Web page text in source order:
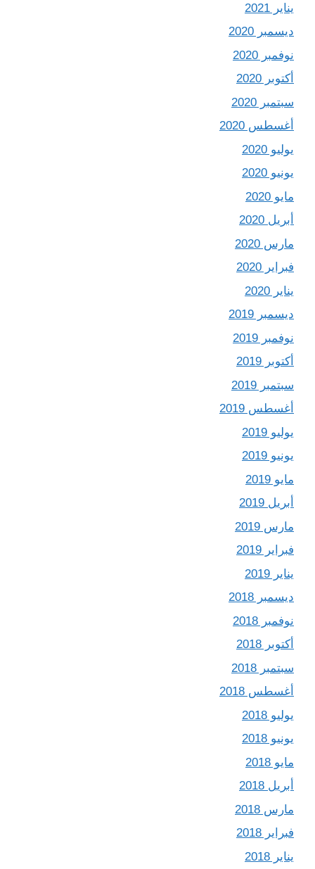
يناير 2021
ديسمبر 2020
نوفمبر 2020
أكتوبر 2020
سبتمبر 2020
أغسطس 2020
يوليو 2020
يونيو 2020
مايو 2020
أبريل 2020
مارس 2020
فبراير 2020
يناير 2020
ديسمبر 2019
نوفمبر 2019
أكتوبر 2019
سبتمبر 2019
أغسطس 2019
يوليو 2019
يونيو 2019
مايو 2019
أبريل 2019
مارس 2019
فبراير 2019
يناير 2019
ديسمبر 2018
نوفمبر 2018
أكتوبر 2018
سبتمبر 2018
أغسطس 2018
يوليو 2018
يونيو 2018
مايو 2018
أبريل 2018
مارس 2018
فبراير 2018
يناير 2018